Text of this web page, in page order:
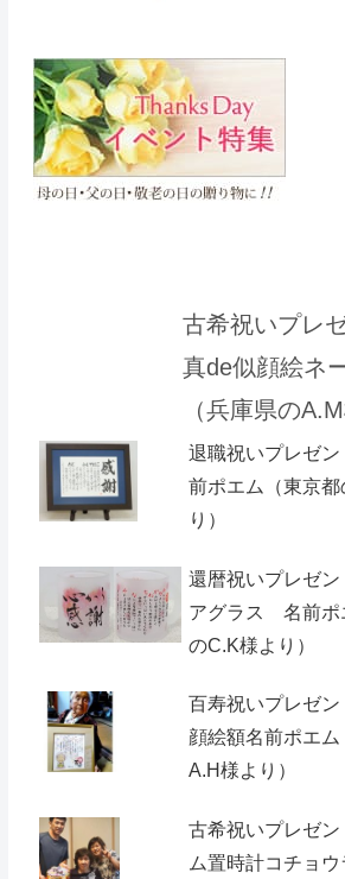
古希祝いプレ
真de似顔絵ネ
（兵庫県の
退職祝いプレゼン
前ポエム（東京都
り）
還暦祝いプレゼ
アグラス 名前ポ
のC.K様より）
百寿祝いプレゼ
顔絵額名前ポエ
A.H様より ）
古希祝いプレゼ
ム置時計コチョ